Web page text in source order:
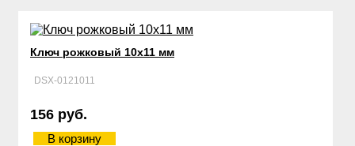
Ключ рожковый 10х11 мм
DSX-0121011
156 руб.
В корзину